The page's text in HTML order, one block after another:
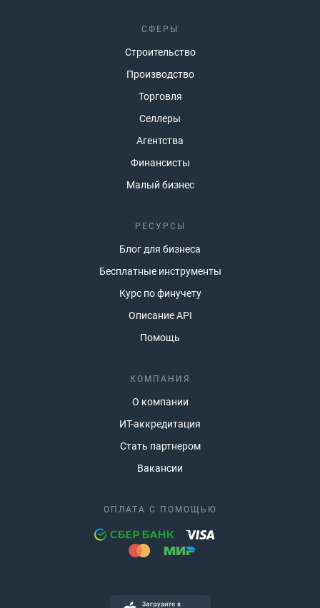
СФЕРЫ
Строительство
Производство
Торговля
Селлеры
Агентства
Финансисты
Малый бизнес
РЕСУРСЫ
Блог для бизнеса
Бесплатные инструменты
Курс по финучету
Описание API
Помощь
КОМПАНИЯ
О компании
ИТ-аккредитация
Стать партнером
Вакансии
ОПЛАТА С ПОМОЩЬЮ